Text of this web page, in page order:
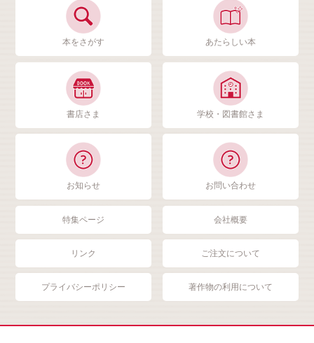
本をさがす あたらしい本
書店さま 学校・図書館さま
お知らせ お問い合わせ
特集ページ 会社概要
リンク ご注文について
プライバシーポリシー 著作物の利用について